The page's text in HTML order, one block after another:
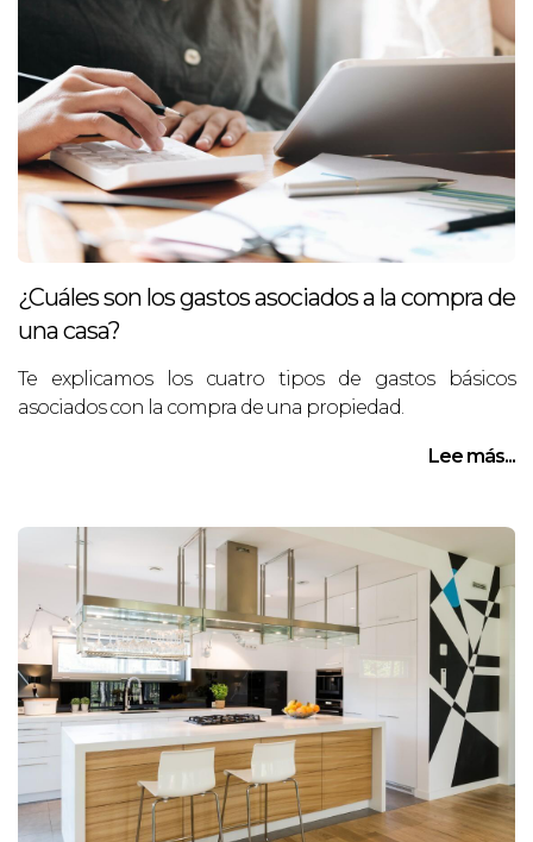
¿Cuáles son los gastos asociados a la compra de
una casa?
Te explicamos los cuatro tipos de gastos básicos
asociados con la compra de una propiedad.
Lee más...